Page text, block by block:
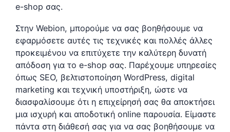
e-shop σας.
Στην Webion, μπορούμε να σας βοηθήσουμε να
εφαρμόσετε αυτές τις τεχνικές και πολλές άλλες
προκειμένου να επιτύχετε την καλύτερη δυνατή
απόδοση για το e-shop σας. Παρέχουμε υπηρεσίες
όπως SEO, βελτιστοποίηση WordPress, digital
marketing και τεχνική υποστήριξη, ώστε να
διασφαλίσουμε ότι η επιχείρησή σας θα αποκτήσει
μια ισχυρή και αποδοτική online παρουσία. Είμαστε
πάντα στη διάθεσή σας για να σας βοηθήσουμε να